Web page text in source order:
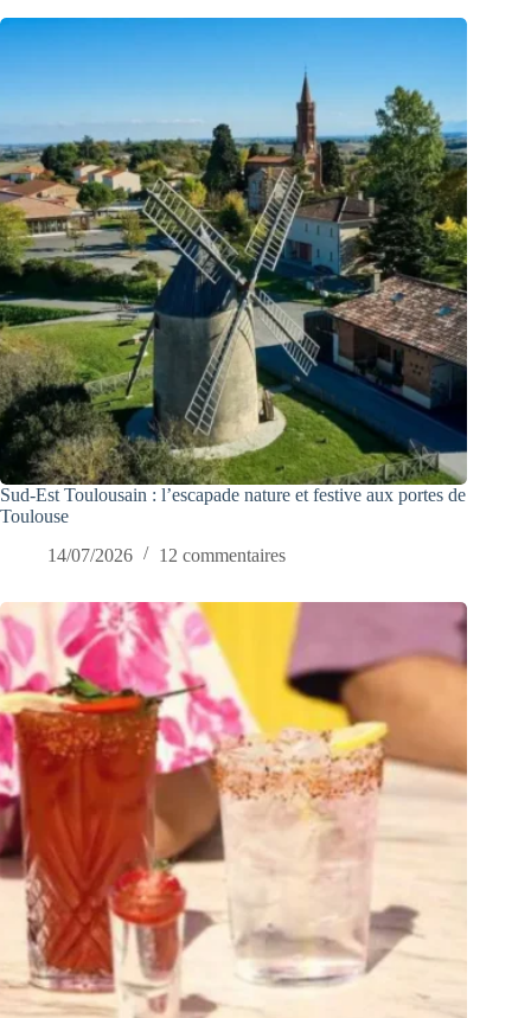
Sud-Est Toulousain : l’escapade nature et festive aux portes de
Toulouse
14/07/2026
12 commentaires